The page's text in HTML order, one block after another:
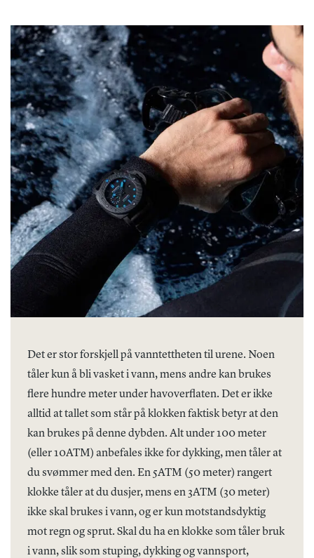
Det er stor forskjell på vanntettheten til urene. Noen
tåler kun å bli vasket i vann, mens andre kan brukes
flere hundre meter under havoverflaten. Det er ikke
alltid at tallet som står på klokken faktisk betyr at den
kan brukes på denne dybden. Alt under 100 meter
(eller 10ATM) anbefales ikke for dykking, men tåler at
du svømmer med den. En 5ATM (50 meter) rangert
klokke tåler at du dusjer, mens en 3ATM (30 meter)
ikke skal brukes i vann, og er kun motstandsdyktig
mot regn og sprut. Skal du ha en klokke som tåler bruk
i vann, slik som stuping, dykking og vannsport,